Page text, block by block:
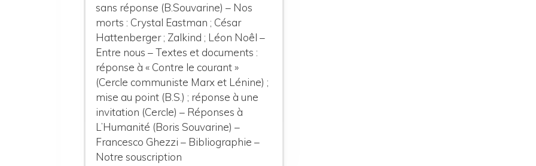
sans réponse (B.Souvarine) – Nos
morts : Crystal Eastman ; César
Hattenberger ; Zalkind ; Léon Noêl –
Entre nous – Textes et documents :
réponse à « Contre le courant »
(Cercle communiste Marx et Lénine) ;
mise au point (B.S.) ; réponse à une
invitation (Cercle) – Réponses à
L’Humanité (Boris Souvarine) –
Francesco Ghezzi – Bibliographie –
Notre souscription